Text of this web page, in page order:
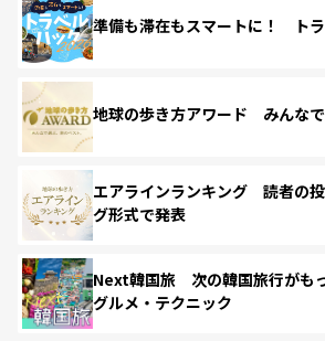
準備も滞在もスマートに！ ト
地球の歩き方アワード みんなで
エアラインランキング 読者の
グ形式で発表
Next韓国旅 次の韓国旅行がも
グルメ・テクニック